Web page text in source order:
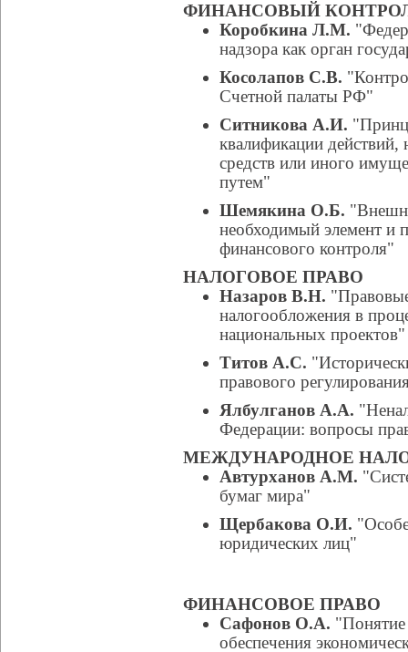
ФИНАНСОВЫЙ
Коробкина Л.М.
надзора как орган
Косолапов С.В.
Счетной палаты РФ"
Ситникова А.И.
квалификации
средств или иного
путем"
Шемякина О.Б.
необходимый элемент и
финансового контроля"
НАЛОГОВОЕ ПРАВО
Назаров В.Н.
налогообложения в
национальных проектов"
Титов А.С.
правового
Ялбулганов А.А.
Федерации: вопросы
МЕЖДУНАРОДНОЕ
Автурханов А.М.
бумаг мира"
Щербакова О.И.
юридических лиц"
ФИНАНСОВОЕ ПРАВО
Сафонов О.А. "Понятие
обеспечения